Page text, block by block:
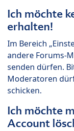
Ich möchte
erhalten!
Im Bereich
andere Forums-
senden dürfen.
Moderatoren
schicken.
Ich möchte
Account